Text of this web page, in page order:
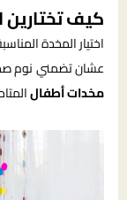
كيف تختارين
اختيار المخدة
عشان تضمني نوم
مخدات أطفال